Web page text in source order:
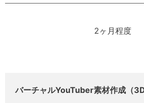
2ヶ月程度
バーチャルYouTuber素材作成（